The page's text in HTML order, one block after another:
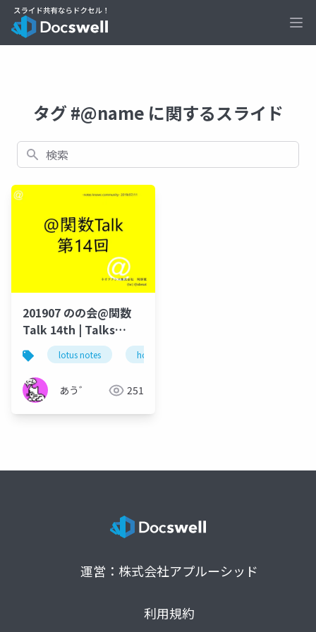
タグ #@name に関するスライド
検索
201907 のの会@関数
Talk 14th | Talks
around @Functions
in Notes and Domino
lotus notes hcl technologies
あう゛ 251
運営：株式会社アプルーシッド
利用規約